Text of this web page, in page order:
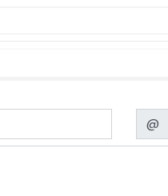
Email
@